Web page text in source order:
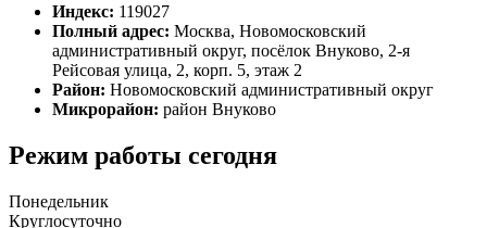
Индекс: 119027
Полный адрес: Москва, Новомосковский
административный округ, посёлок Внуково, 2-я
Рейсовая улица, 2, корп. 5, этаж 2
Район: Новомосковский административный округ
Микрорайон: район Внуково
Режим работы сегодня
Понедельник
Круглосуточно